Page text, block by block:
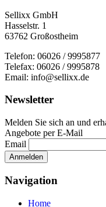
Sellixx GmbH
Hasselstr. 1
63762 Großostheim
Telefon: 06026 / 9995877
Telefax: 06026 / 9995878
Email: info@sellixx.de
Newsletter
Melden Sie sich an und
Angebote per E-Mail
Email
Navigation
Home